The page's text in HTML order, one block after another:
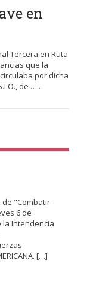
en
Tercera en Ruta
que la
circulaba por dicha
de …..
de "Combatir
6 de
la Intendencia
[…]